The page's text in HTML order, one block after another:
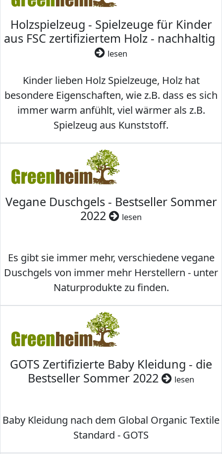
Holzspielzeug - Spielzeuge für Kinder
aus FSC zertifiziertem Holz - nachhaltig
lesen
Kinder lieben Holz Spielzeuge, Holz hat
besondere Eigenschaften, wie z.B. dass es sich
immer warm anfühlt, viel wärmer als z.B.
Spielzeug aus Kunststoff.
Vegane Duschgels - Bestseller Sommer
2022
lesen
Es gibt sie immer mehr, verschiedene vegane
Duschgels von immer mehr Herstellern - unter
Naturprodukte zu finden.
GOTS Zertifizierte Baby Kleidung - die
Bestseller Sommer 2022
lesen
Baby Kleidung nach dem Global Organic Textile
Standard - GOTS